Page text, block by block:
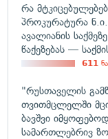
რა
პროკურატურა
ავალიანის
წაქეზებას —
611
"რუსთაველის
თვითმცლელში
ბავშვი
სამართლებრივ